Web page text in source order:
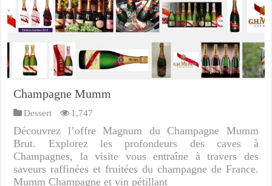
Champagne Mumm
Dessert 1,747
Découvrez l’offre Magnum du Champagne Mumm
Brut. Explorez les profondeurs des caves à
Champagnes, la visite vous entraîne à travers des
saveurs raffinées et fruitées du champagne de France.
Mumm Champagne et vin pétillant